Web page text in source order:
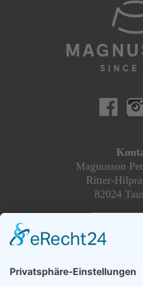
Magnusson
Ritter-
82024
Dogs and